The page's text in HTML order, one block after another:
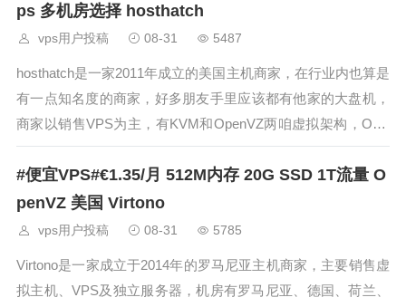
ps 多机房选择 hosthatch
vps用户投稿 08-31 5487
hosthatch是一家2011年成立的美国主机商家，在行业内也算是
有一点知名度的商家，好多朋友手里应该都有他家的大盘机，
商家以销售VPS为主，有KVM和OpenVZ两咱虚拟架构，OVZ
的架构机器比较便宜，有年付8美元的，数据中心比较多，有
荷兰、瑞典、美国、挪威、奥地利、澳大利亚、香港（中国）
等地，
#便宜VPS#€1.35/月 512M内存 20G SSD 1T流量 O
penVZ 美国 Virtono
vps用户投稿 08-31 5785
Virtono是一家成立于2014年的罗马尼亚主机商家，主要销售虚
拟主机、VPS及独立服务器，机房有罗马尼亚、德国、荷兰、